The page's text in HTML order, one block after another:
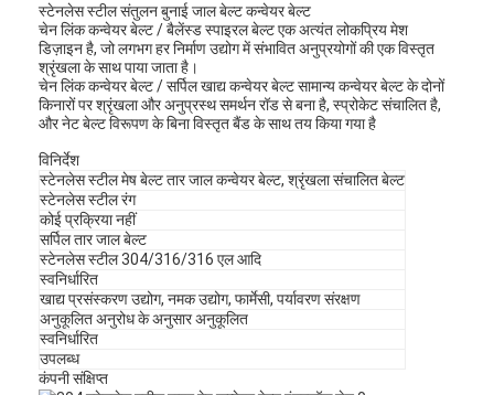
स्टेनलेस स्टील संतुलन बुनाई जाल बेल्ट कन्वेयर बेल्ट
चेन लिंक कन्वेयर बेल्ट / बैलेंस्ड स्पाइरल बेल्ट एक अत्यंत लोकप्रिय मेश
डिज़ाइन है, जो लगभग हर निर्माण उद्योग में संभावित अनुप्रयोगों की एक विस्तृत
श्रृंखला के साथ पाया जाता है।
चेन लिंक कन्वेयर बेल्ट / सर्पिल खाद्य कन्वेयर बेल्ट सामान्य कन्वेयर बेल्ट के दोनों
किनारों पर श्रृंखला और अनुप्रस्थ समर्थन रॉड से बना है, स्प्रोकेट संचालित है,
और नेट बेल्ट विरूपण के बिना विस्तृत बैंड के साथ तय किया गया है
विनिर्देश
स्टेनलेस स्टील मेष बेल्ट तार जाल कन्वेयर बेल्ट, श्रृंखला संचालित बेल्ट
स्टेनलेस स्टील रंग
कोई प्रक्रिया नहीं
सर्पिल तार जाल बेल्ट
स्टेनलेस स्टील 304/316/316 एल आदि
स्वनिर्धारित
खाद्य प्रसंस्करण उद्योग, नमक उद्योग, फार्मेसी, पर्यावरण संरक्षण
अनुकूलित अनुरोध के अनुसार अनुकूलित
स्वनिर्धारित
उपलब्ध
कंपनी संक्षिप्त